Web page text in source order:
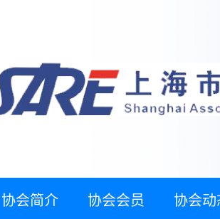
协会简介 协会会员 协会动